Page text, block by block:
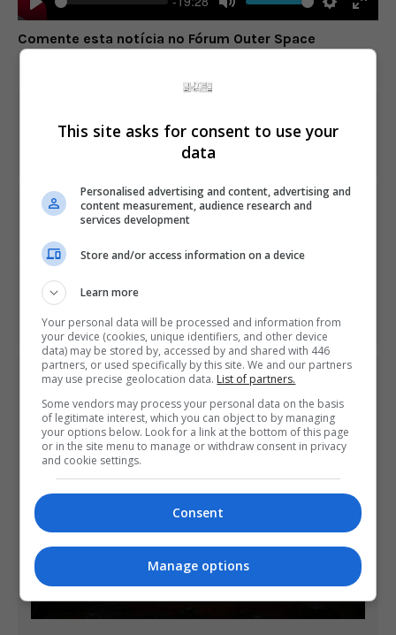
Play Mute Settings
Enter
Comente esta notícia no Fórum Outer Space
PREVIOUS ARTICLE
Jovem Talim é mais uma lutadora em Soulcalibur 6
Netflix marca data para a segunda temporada de
Castlevania
ÚLTIMAS NOTÍCIAS
Ubisoft anuncia expansão gratuita Last
Rites para Ghost Recon Wildlands e outras
This site asks for consent to use your
data
Personalised advertising and content, advertising and
content measurement, audience research and
services development
Store and/or access information on a device
Learn more
Your personal data will be processed and information from
your device (cookies, unique identifiers, and other device
data) may be stored by, accessed by and shared with 446
partners, or used specifically by this site. We and our partners
may use precise geolocation data. List of partners.
Some vendors may process your personal data on the basis
of legitimate interest, which you can object to by managing
your options below. Look for a link at the bottom of this page
or in the site menu to manage or withdraw consent in privacy
and cookie settings.
Consent
Manage options